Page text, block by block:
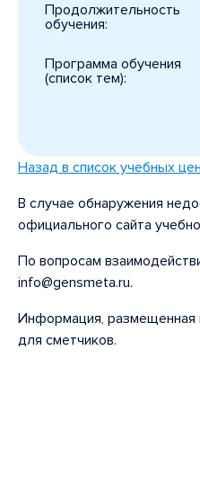
Продолжительность
обучения:
Программа обучения
(список тем):
Назад в список учебных
В случае обнаружения
официального сайта
По вопросам
info@gensmeta.ru.
Информация, размещенная
для сметчиков.